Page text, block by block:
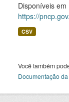
Disponíveis em
https://
CSV
Você também
Documentação